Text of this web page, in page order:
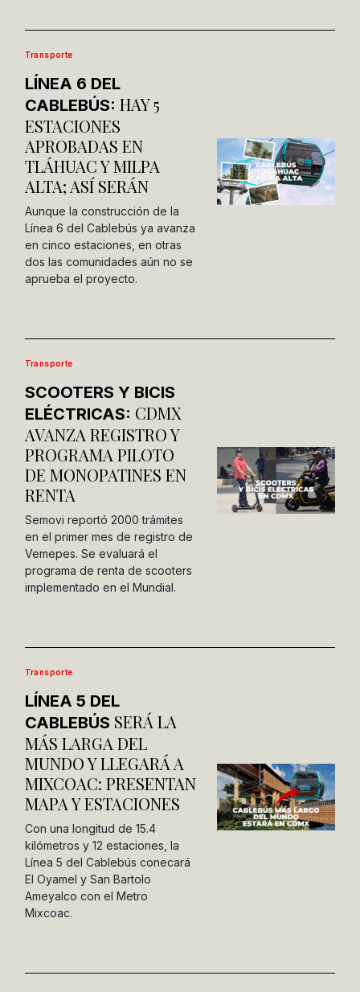
Transporte
LÍNEA 6 DEL
CABLEBÚS: HAY 5
ESTACIONES
APROBADAS EN
TLÁHUAC Y MILPA
ALTA; ASÍ SERÁN
Aunque la construcción de la
Línea 6 del Cablebús ya avanza
en cinco estaciones, en otras
dos las comunidades aún no se
aprueba el proyecto.
Transporte
SCOOTERS Y BICIS
ELÉCTRICAS: CDMX
AVANZA REGISTRO Y
PROGRAMA PILOTO
DE MONOPATINES EN
RENTA
Semovi reportó 2000 trámites
en el primer mes de registro de
Vemepes. Se evaluará el
programa de renta de scooters
implementado en el Mundial.
Transporte
LÍNEA 5 DEL
CABLEBÚS SERÁ LA
MÁS LARGA DEL
MUNDO Y LLEGARÁ A
MIXCOAC: PRESENTAN
MAPA Y ESTACIONES
Con una longitud de 15.4
kilómetros y 12 estaciones, la
Línea 5 del Cablebús conecará
El Oyamel y San Bartolo
Ameyalco con el Metro
Mixcoac.